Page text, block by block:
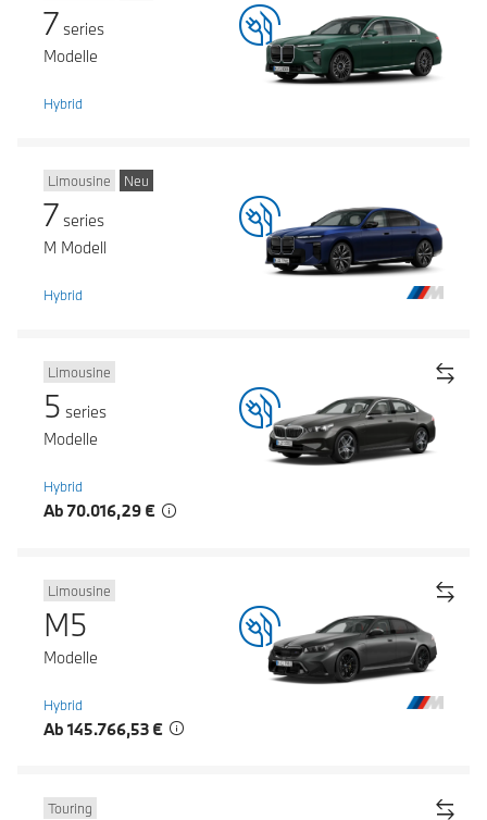
7 series
Modelle
Hybrid
Limousine Neu
7 series
M Modell
Hybrid
Limousine
5 series
Modelle
Hybrid
Ab 70.016,29 €
Limousine
M5
Modelle
Hybrid
Ab 145.766,53 €
Touring